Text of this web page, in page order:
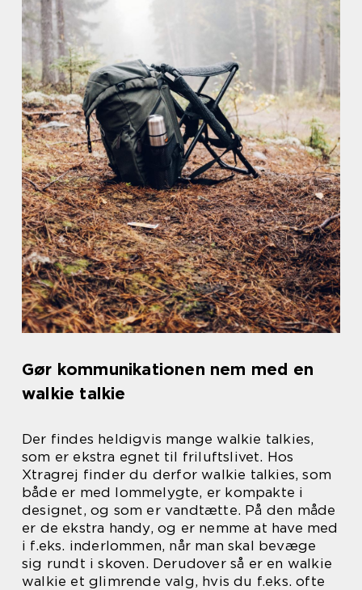
Gør kommunikationen nem med en
walkie talkie
Der findes heldigvis mange walkie talkies,
som er ekstra egnet til friluftslivet. Hos
Xtragrej finder du derfor walkie talkies, som
både er med lommelygte, er kompakte i
designet, og som er vandtætte. På den måde
er de ekstra handy, og er nemme at have med
i f.eks. inderlommen, når man skal bevæge
sig rundt i skoven. Derudover så er en walkie
walkie et glimrende valg, hvis du f.eks. ofte